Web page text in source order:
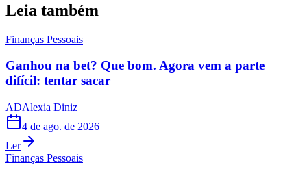
Leia também
Finanças Pessoais
Ganhou na bet? Que bom. Agora vem a parte
difícil: tentar sacar
ADAlexia Diniz
4 de ago. de 2026
Ler
Finanças Pessoais